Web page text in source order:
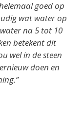
goed op
wat water op
na 5 tot 10
betekent dit
wel in de steen
doen en